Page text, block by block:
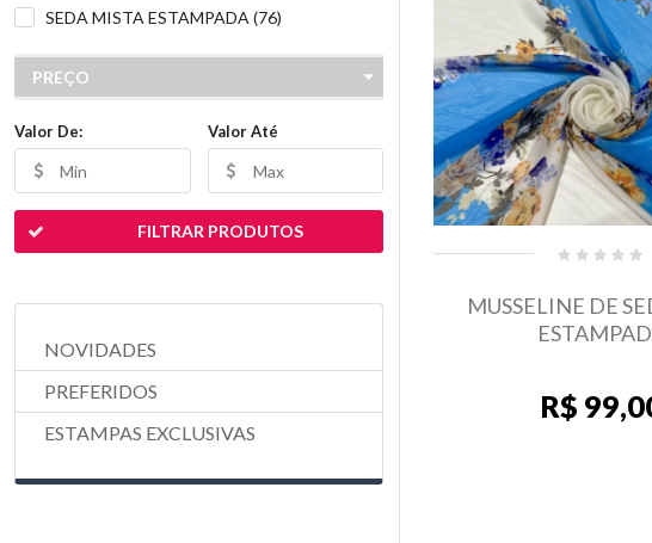
SEDA MISTA ESTAMPADA (76)
PREÇO
Valor De: Valor Até
FILTRAR PRODUTOS
NOVIDADES
PREFERIDOS
ESTAMPAS EXCLUSIVAS
MUSSELINE DE
R$